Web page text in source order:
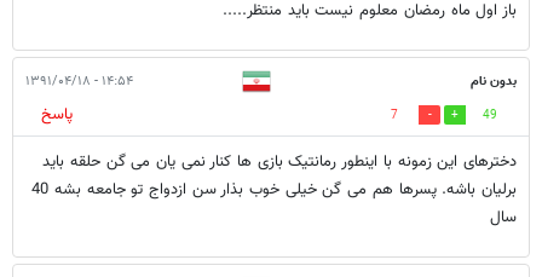
باز اول ماه رمضان معلوم نیست باید منتظر.....
بدون نام ۱۴:۵۴ - ۱۳۹۱/۰۴/۱۸
49
7
پاسخ
دخترهای این زمونه با اینطور رمانتیک بازی ها کنار نمی یان می گن حلقه باید
برلیان باشه. پسرها هم می گن خیلی خوب بذار سن ازدواج تو جامعه بشه 40
سال